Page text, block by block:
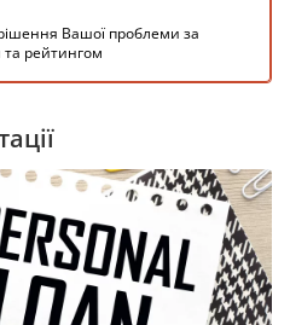
Вашої проблеми за
рейтингом